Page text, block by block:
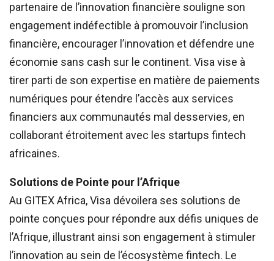
partenaire de l’innovation financière souligne son
engagement indéfectible à promouvoir l’inclusion
financière, encourager l’innovation et défendre une
économie sans cash sur le continent. Visa vise à
tirer parti de son expertise en matière de paiements
numériques pour étendre l’accès aux services
financiers aux communautés mal desservies, en
collaborant étroitement avec les startups fintech
africaines.
Solutions de Pointe pour l’Afrique
Au GITEX Africa, Visa dévoilera ses solutions de
pointe conçues pour répondre aux défis uniques de
l’Afrique, illustrant ainsi son engagement à stimuler
l’innovation au sein de l’écosystème fintech. Le